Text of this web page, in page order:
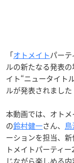
「オトメイトパーテ
ルの新たなる発表
イト“ニュータイト
ルが発表されました
本動画では、オト
の鈴村健一さん、
ーションを担当、
トメイトパーティ